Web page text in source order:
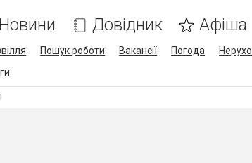
Новини Довідник Афіша
Пошук роботи Вакансії Погода